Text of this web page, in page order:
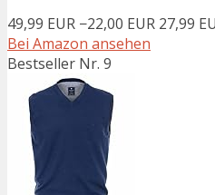
49,99 EUR −22,00 EUR 27,99
Bei Amazon ansehen
Bestseller Nr. 9